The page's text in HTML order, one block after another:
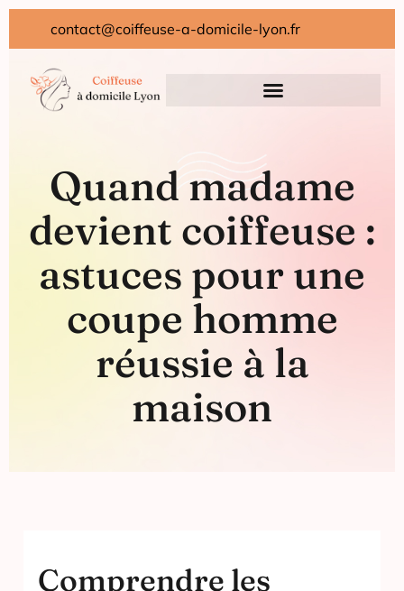
contact@coiffeuse-a-domicile-lyon.fr
Quand madame
devient coiffeuse :
astuces pour une
coupe homme
réussie à la
maison
Comprendre les